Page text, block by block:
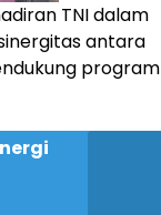
TNI dalam
antara
program